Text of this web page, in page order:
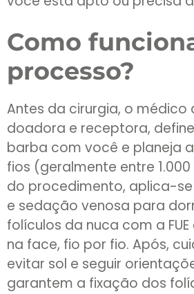
Como
processo?
Antes da cirurgia, o médico
doadora e receptora,
barba com você e planeja
fios (geralmente entre 1.000
do procedimento, aplica-
e sedação venosa para
folículos da nuca com a
na face, fio por fio. Após,
evitar sol e seguir
garantem a fixação dos